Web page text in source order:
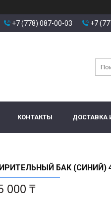
+7 (778) 087-00-03 +7
КОНТАКТЫ ДОСТАВКА
БАК (СИНИЙ)
000 ₸